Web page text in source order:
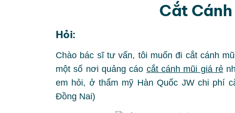
Cắt Cánh
Hỏi:
Chào bác sĩ tư vấn, tôi muốn đi cắt cánh
một số nơi quảng cáo cắt cánh mũi giá rẻ
em hỏi, ở thẩm mỹ Hàn Quốc JW chi phí
Đồng Nai)